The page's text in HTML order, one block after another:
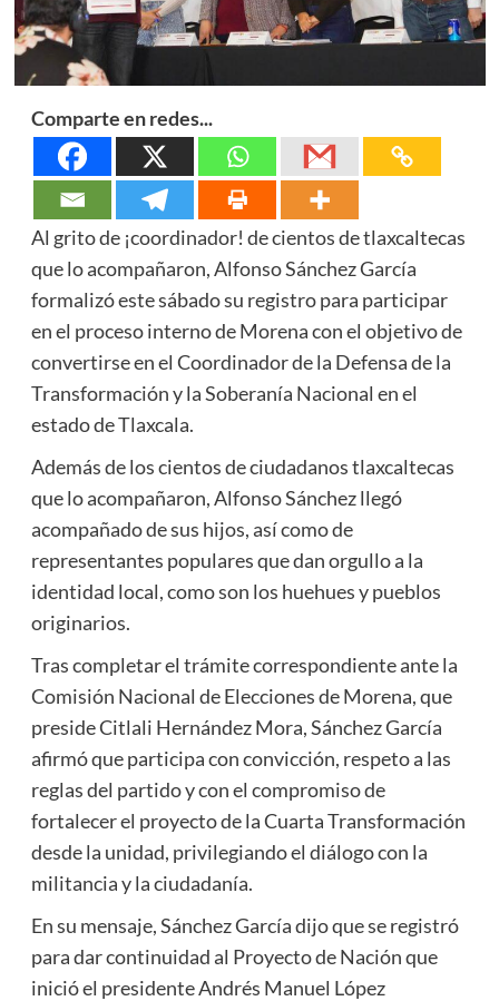
Comparte en redes...
Al grito de ¡coordinador! de cientos de tlaxcaltecas
que lo acompañaron, Alfonso Sánchez García
formalizó este sábado su registro para participar
en el proceso interno de Morena con el objetivo de
convertirse en el Coordinador de la Defensa de la
Transformación y la Soberanía Nacional en el
estado de Tlaxcala.
Además de los cientos de ciudadanos tlaxcaltecas
que lo acompañaron, Alfonso Sánchez llegó
acompañado de sus hijos, así como de
representantes populares que dan orgullo a la
identidad local, como son los huehues y pueblos
originarios.
Tras completar el trámite correspondiente ante la
Comisión Nacional de Elecciones de Morena, que
preside Citlali Hernández Mora, Sánchez García
afirmó que participa con convicción, respeto a las
reglas del partido y con el compromiso de
fortalecer el proyecto de la Cuarta Transformación
desde la unidad, privilegiando el diálogo con la
militancia y la ciudadanía.
En su mensaje, Sánchez García dijo que se registró
para dar continuidad al Proyecto de Nación que
inició el presidente Andrés Manuel López